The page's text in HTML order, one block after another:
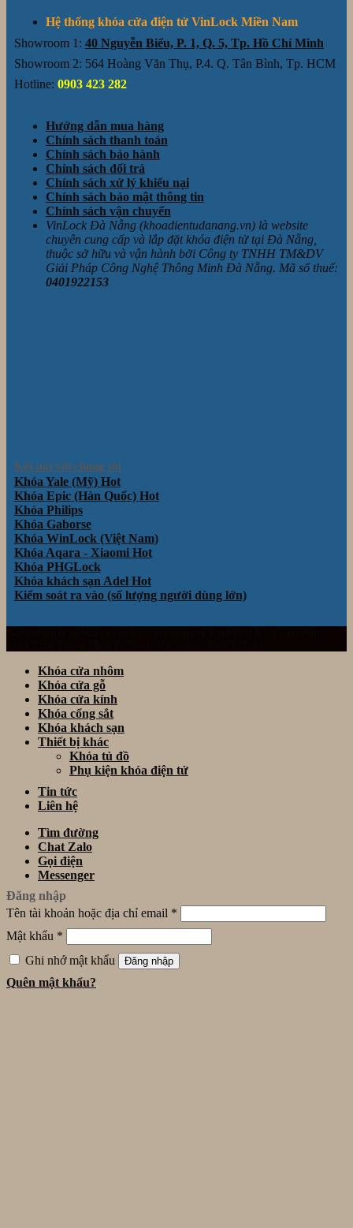
Hệ thống khóa cửa điện tử VinLock Miền Nam
Showroom 1: 40 Nguyễn Biểu, P. 1, Q. 5, Tp. Hồ Chí Minh
Showroom 2: 564 Hoàng Văn Thụ, P.4. Q. Tân Bình, Tp. HCM
Hotline: 0903 423 282
Hướng dẫn mua hàng
Chính sách thanh toán
Chính sách bảo hành
Chính sách đổi trả
Chính sách xử lý khiếu nại
Chính sách bảo mật thông tin
Chính sách vận chuyển
VinLock Đà Nẵng (khoadientudanang.vn) là website
chuyên cung cấp và lắp đặt khóa điện tử tại Đà Nẵng,
thuộc sở hữu và vận hành bởi Công ty TNHH TM&DV
Giải Pháp Công Nghệ Thông Minh Đà Nẵng. Mã số thuế:
0401922153
Kết nối với chúng tôi
Khóa Yale (Mỹ)
Khóa Epic (Hàn Quốc)
Khóa Philips
Khóa Gaborse
Khóa WinLock (Việt Nam)
Khóa Aqara - Xiaomi
Khóa PHGLock
Khóa khách sạn Adel
Kiểm soát ra vào (số lượng người dùng lớn)
Khóa cửa nhôm
Khóa cửa gỗ
Khóa cửa kính
Khóa cổng sắt
Khóa khách sạn
Thiết bị khác
Khóa tủ đồ
Phụ kiện khóa điện tử
Tin tức
Liên hệ
Tìm đường
Chat Zalo
Gọi điện
Messenger
Đăng nhập
Tên tài khoản hoặc địa chỉ email *
Mật khẩu *
Ghi nhớ mật khẩu
Đăng nhập
Quên mật khẩu?